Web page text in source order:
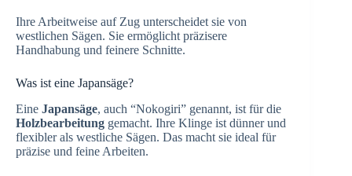
Ihre Arbeitweise auf Zug unterscheidet sie von
westlichen Sägen. Sie ermöglicht präzisere
Handhabung und feinere Schnitte.
Was ist eine Japansäge?
Eine Japansäge, auch “Nokogiri” genannt, ist für die
Holzbearbeitung gemacht. Ihre Klinge ist dünner und
flexibler als westliche Sägen. Das macht sie ideal für
präzise und feine Arbeiten.